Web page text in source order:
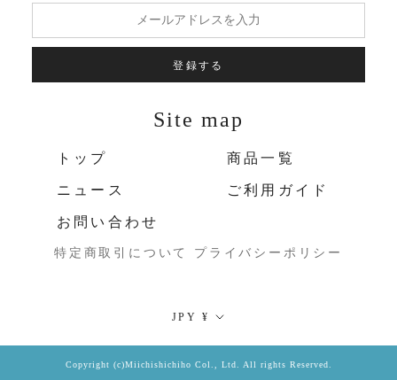
登録する
Site map
トップ 商品一覧
ニュース ご利用ガイド
お問い合わせ
特定商取引について プライバシーポリシー
通
JPY ¥
Copyright (c)Miichishichiho Col., Ltd. All rights Reserved.